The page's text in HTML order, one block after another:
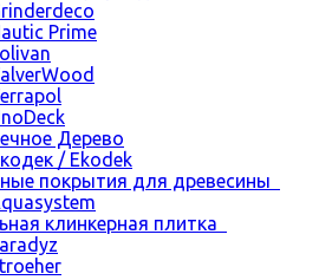
Prime
Дерево
/ Ekodek
покрытия для древесины
клинкерная плитка